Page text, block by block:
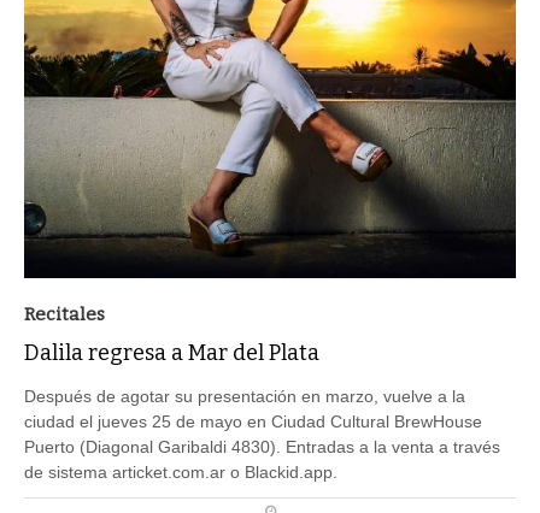
Recitales
Dalila regresa a Mar del Plata
Después de agotar su presentación en marzo, vuelve a la
ciudad el jueves 25 de mayo en Ciudad Cultural BrewHouse
Puerto (Diagonal Garibaldi 4830). Entradas a la venta a través
de sistema articket.com.ar o Blackid.app.